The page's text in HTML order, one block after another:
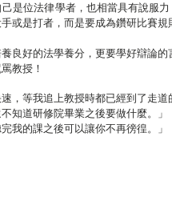
是位法律學者，也相當具有說服
或是打者，而是要成為鑽研比賽
良好的法學養分，更要學好辯論
教授！
，等我追上教授時都已經到了走
知道研修院畢業之後要做什麼。」
我的課之後可以讓你不再徬徨。」